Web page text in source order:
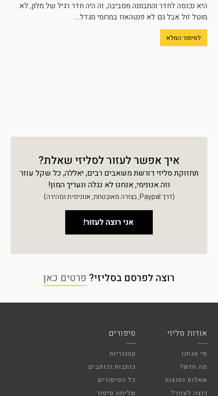
היא נכנסה לחדר והתבוננה מסביבה, זה היה חדר רגיל של מלון, לא
מוטל זול אבל גם לא פנטהאוז במרומי מגדל....
לסיפור המלא
איך אפשר לעזור לסליזי שאלת?
תחזוקת סליזי דורשת משאבים רבים, יאללה, כל שקל עוזר
וזה אנונימי, אנחנו לא נגלה ונעריך המון!
(דרך Paypal, בצורה מאובטחת, אנונימית ומהירה)
רוצה לפרסם בסליזי? פרטים כאן
אודות סליזי
מי אנחנו
מה חדש?
שאלות נפוצות
רוצה לעזור?
סיפורים
קטגוריות
כותבות וכותבים
כל הסיפורים
שליחת סיפור